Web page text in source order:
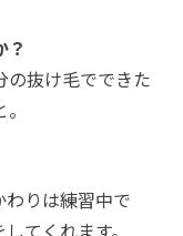
の抜け毛でできた
りは練習中で